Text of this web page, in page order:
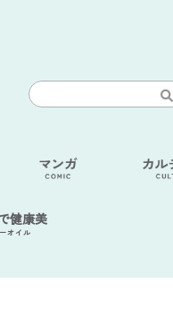
健康美
オイル